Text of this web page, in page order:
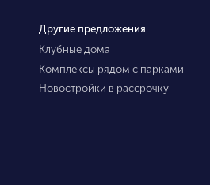
Другие предложения
Клубные дома
Комплексы рядом с парками
Новостройки в рассрочку